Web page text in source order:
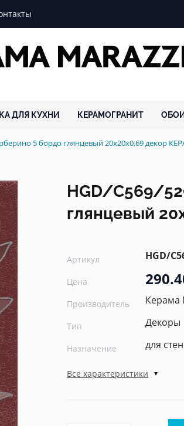
ДЛЯ КУХНИ КЕРАМОГРАНИТ ОБОИ
5 бордо глянцевый 20x20x0,69 декор
HGD/C569/
глянцевый
Артикул HGD/
Цена
Производитель Керама
Тип Декоры
Назначение для стен
Все характеристики